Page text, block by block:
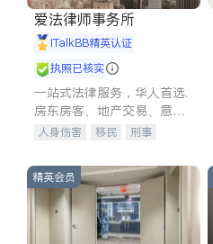
爱法律师事务所
iTalkBB精英认证
执照已核实
一站式法律服务，华人首选.
房东房客、地产交易、意外
伤害、车祸重伤、商业诉
建筑合同、刑事案件全包办
人身伤害 移民
刑事
信托/遗嘱
商业
商标注册
索赔
律师-其它
精英会员